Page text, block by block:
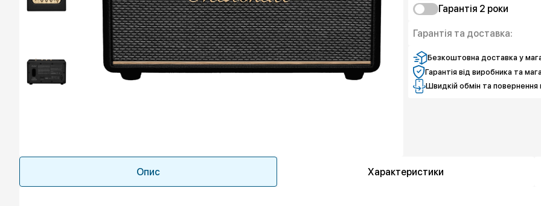
Чистий спокій
Гарантія 2 роки
Гарантія та доставка:
Безкоштовна доставка у
Гарантія від виробника та
Швидкій обмін та повернення
Опис Характеристики